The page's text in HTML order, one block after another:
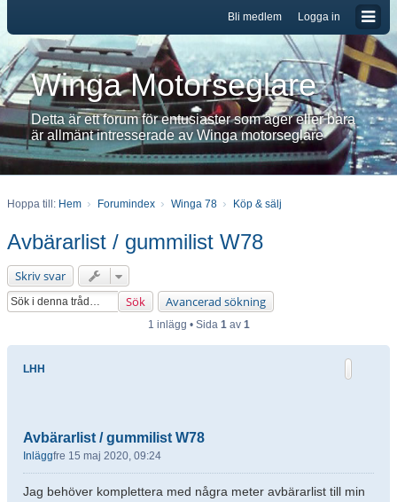
Logga in
Bli medlem
Winga Motorseglare
Detta är ett forum för entusiaster som äger eller bara
är allmänt intresserade av Winga motorseglare
Hoppa till: Hem Forumindex Winga 78 Köp & sälj
Avbärarlist / gummilist W78
Skriv svar
Sök
Avancerad sökning
1 inlägg • Sida 1av 1
LHH
Avbärarlist / gummilist W78
Inläggfre 15 maj 2020, 09:24
Jag behöver komplettera med några meter avbärarlist till min